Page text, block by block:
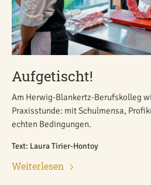
Aufgetischt!
Am Herwig-Blankertz-Berufskolleg
Praxisstunde: mit Schulmensa,
echten Bedingungen.
Text: Laura Tirier-Hontoy
Weiterlesen